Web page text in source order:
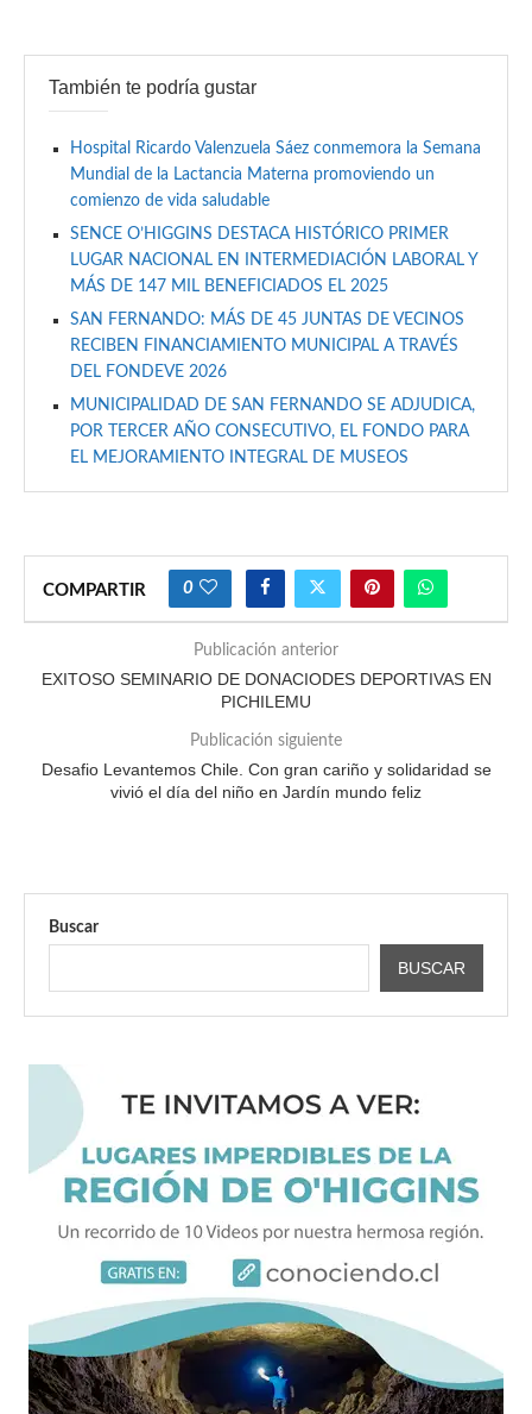
También te podría gustar
Hospital Ricardo Valenzuela Sáez conmemora la Semana
Mundial de la Lactancia Materna promoviendo un
comienzo de vida saludable
SENCE O’HIGGINS DESTACA HISTÓRICO PRIMER
LUGAR NACIONAL EN INTERMEDIACIÓN LABORAL Y
MÁS DE 147 MIL BENEFICIADOS EL 2025
SAN FERNANDO: MÁS DE 45 JUNTAS DE VECINOS
RECIBEN FINANCIAMIENTO MUNICIPAL A TRAVÉS
DEL FONDEVE 2026
MUNICIPALIDAD DE SAN FERNANDO SE ADJUDICA,
POR TERCER AÑO CONSECUTIVO, EL FONDO PARA
EL MEJORAMIENTO INTEGRAL DE MUSEOS
COMPARTIR 0
Publicación anterior
EXITOSO SEMINARIO DE DONACIODES DEPORTIVAS EN
PICHILEMU
Publicación siguiente
Desafio Levantemos Chile. Con gran cariño y solidaridad se
vivió el día del niño en Jardín mundo feliz
Buscar
BUSCAR